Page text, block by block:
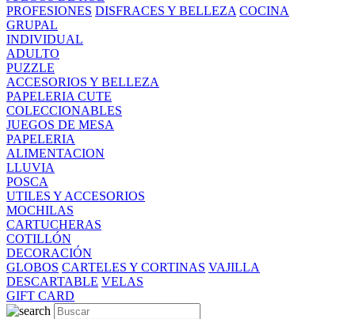
PROFESIONES DISFRACES Y BELLEZA COCINA
GRUPAL
INDIVIDUAL
ADULTO
PUZZLE
ACCESORIOS Y BELLEZA
PAPELERIA CUTE
COLECCIONABLES
JUEGOS DE MESA
PAPELERIA
ALIMENTACION
LLUVIA
POSCA
UTILES Y ACCESORIOS
MOCHILAS
CARTUCHERAS
COTILLÓN
DECORACIÓN
GLOBOS CARTELES Y CORTINAS VAJILLA
DESCARTABLE VELAS
GIFT CARD